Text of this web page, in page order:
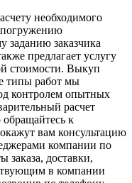
необходимого
погружению
заданию заказчика
предлагает услугу
стоимости. Выкуп
типы работ мы
контролем опытных
расчет
к
вам консультацию
компании по
заказа, доставки,
в компании